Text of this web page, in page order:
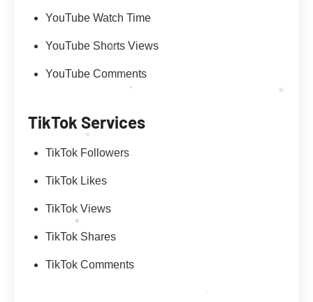
YouTube Watch Time
YouTube Shorts Views
YouTube Comments
TikTok Services
TikTok Followers
TikTok Likes
TikTok Views
TikTok Shares
TikTok Comments